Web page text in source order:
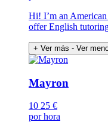
Hi! I’m an
offer English
+ Ver más - Ver
Mayron
10 25 €
por hora